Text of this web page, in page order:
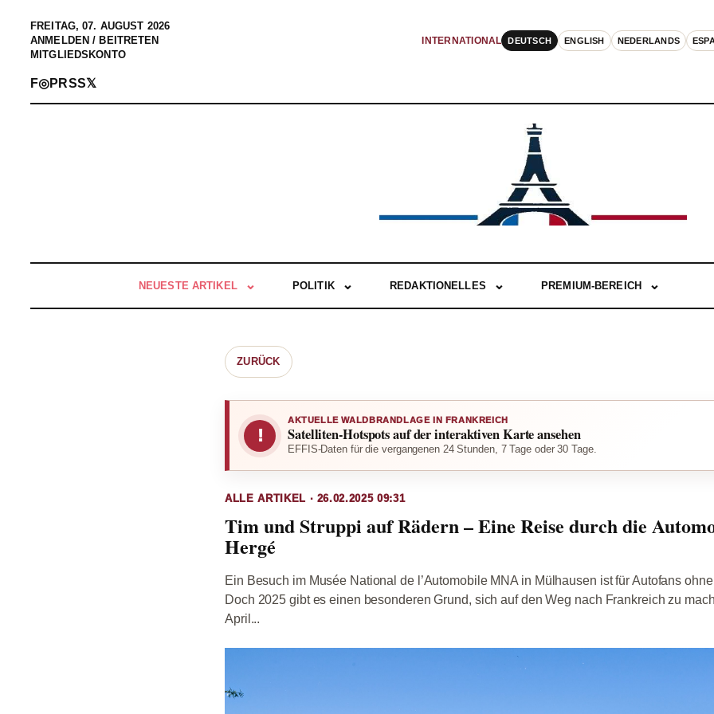
FREITAG, 07. AUGUST 2026
ANMELDEN / BEITRETEN
MITGLIEDSKONTO
INTERNATIONAL DEUTSCH ENGLISH NEDERLANDS
F◎PRSS𝕏
NEUESTE ARTIKEL POLITIK REDAKTIONELLES PREMIUM-BEREICH
ZURÜCK
!
AKTUELLE WALDBRANDLAGE IN FRANKREICH
Satelliten-Hotspots auf der interaktiven Karte ansehen
EFFIS-Daten für die vergangenen 24 Stunden, 7 Tage oder 30 Tage.
ALLE ARTIKEL · 26.02.2025 09:31
Tim und Struppi auf Rädern – Eine Reise durch die
Hergé
Ein Besuch im Musée National de l’Automobile MNA in Mülhausen ist für Autofans
Doch 2025 gibt es einen besonderen Grund, sich auf den Weg nach Frankreich zu
April...